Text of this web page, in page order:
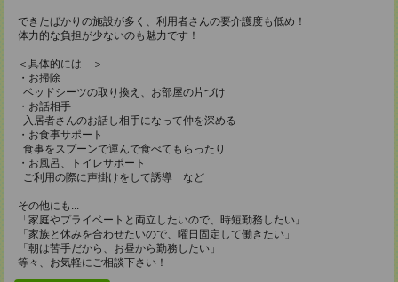
できたばかりの施設が多く、利用者さんの要介護度も低め！
体力的な負担が少ないのも魅力です！
＜具体的には…＞
・お掃除
ベッドシーツの取り換え、お部屋の片づけ
・お話相手
入居者さんのお話し相手になって仲を深める
・お食事サポート
食事をスプーンで運んで食べてもらったり
・お風呂、トイレサポート
ご利用の際に声掛けをして誘導 など
その他にも...
「家庭やプライベートと両立したいので、時短勤務したい」
「家族と休みを合わせたいので、曜日固定して働きたい」
「朝は苦手だから、お昼から勤務したい」
等々、お気軽にご相談下さい！